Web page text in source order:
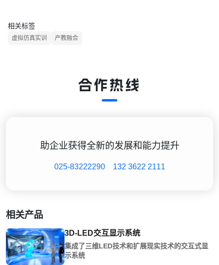
相关标签
虚拟仿真实训 产教融合
合作热线
助企业获得全新的发展和能力提升
025-83222290 132 3622 2111
相关产品
3D-LED交互显示系统
集成了三维LED技术和扩展现实技术的交互式显
示系统